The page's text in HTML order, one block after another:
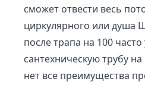
сможет отвести весь
циркулярного или душа
после трапа на 100
сантехническую трубу
нет все преимущества